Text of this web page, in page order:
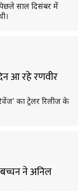
साल दिसंबर में
आ रहे रणवीर
का ट्रेलर रिलीज के
ने अनिल